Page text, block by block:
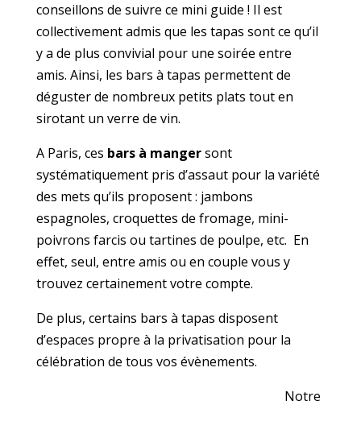
conseillons de suivre ce mini guide ! Il est
collectivement admis que les tapas sont ce qu’il
y a de plus convivial pour une soirée entre
amis. Ainsi, les bars à tapas permettent de
déguster de nombreux petits plats tout en
sirotant un verre de vin.
A Paris, ces bars à mangersont
systématiquement pris d’assaut pour la variété
des mets qu’ils proposent : jambons
espagnoles, croquettes de fromage, mini-
poivrons farcis ou tartines de poulpe, etc. En
effet, seul, entre amis ou en couple vous y
trouvez certainement votre compte.
De plus, certains bars à tapas disposent
d’espaces propre à la privatisation pour la
célébration de tous vos évènements.
Notre